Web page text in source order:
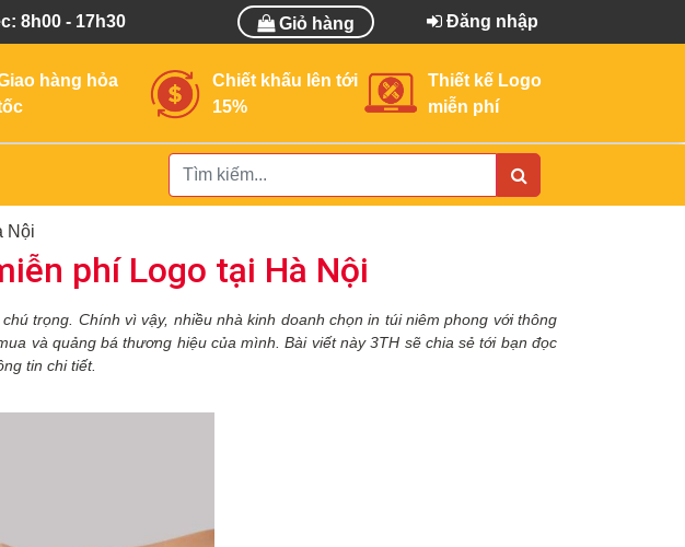
8h00 - 17h30 Giỏ hàng Đăng nhập
hàng hỏa
Chiết khấu lên tới
15%
Thiết kế Logo
miễn phí
Nội
phí Logo tại Hà Nội
trọng. Chính vì vậy, nhiều nhà kinh doanh chọn in túi niêm phong với thông
và quảng bá thương hiệu của mình. Bài viết này 3TH sẽ chia sẻ tới bạn đọc
tin chi tiết.